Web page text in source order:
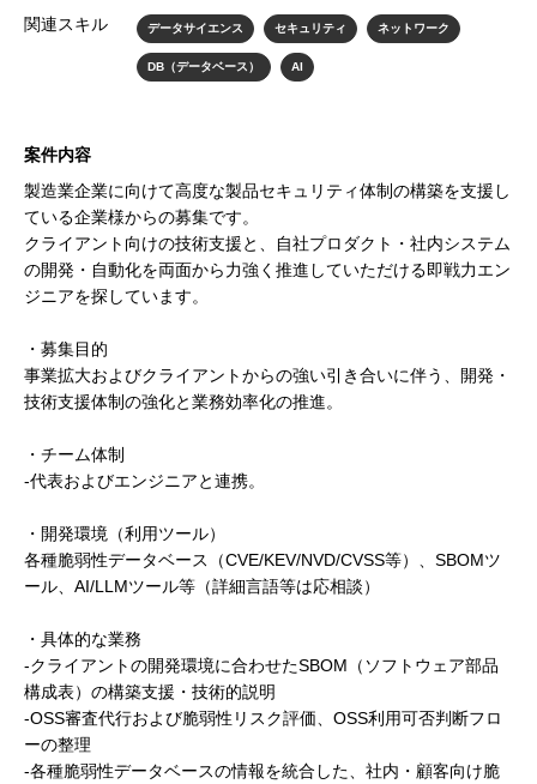
関連スキル データサイエンス セキュリティ ネットワーク
DB（データベース） AI
案件内容
製造業企業に向けて高度な製品セキュリティ体制の構築を支援し
ている企業様からの募集です。
クライアント向けの技術支援と、自社プロダクト・社内システム
の開発・自動化を両面から力強く推進していただける即戦力エン
ジニアを探しています。
・募集目的
事業拡大およびクライアントからの強い引き合いに伴う、開発・
技術支援体制の強化と業務効率化の推進。
・チーム体制
-代表およびエンジニアと連携。
・開発環境（利用ツール）
各種脆弱性データベース（CVE/KEV/NVD/CVSS等）、SBOMツ
ール、AI/LLMツール等（詳細言語等は応相談）
・具体的な業務
-クライアントの開発環境に合わせたSBOM（ソフトウェア部品
構成表）の構築支援・技術的説明
-OSS審査代行および脆弱性リスク評価、OSS利用可否判断フロ
ーの整理
-各種脆弱性データベースの情報を統合した、社内・顧客向け脆